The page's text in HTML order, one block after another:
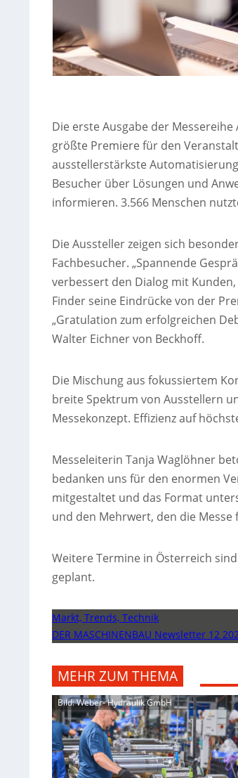
Die erste Ausgabe der
größte Premiere für den
ausstellerstärkste
Besucher über Lösungen und
informieren. 3.566 Menschen
Die Aussteller zeigen sich
Fachbesucher. „Spannende
verbessert den Dialog mit
Finder seine Eindrücke von der
„Gratulation zum erfolgreichen
Walter Eichner von Beckhoff.
Die Mischung aus fokussiertem
breite Spektrum von Ausstellern
Messekonzept. Effizienz auf
Messeleiterin Tanja Waglöhner
bedanken uns für den enormen
mitgestaltet und das Format
und den Mehrwert, den die
Weitere Termine in Österreich
geplant.
Markt, Trends, Technik
DER MASCHINENBAU Newsletter 12
MEHR ZUM THEMA
Bild: Weber- Hydraulik GmbH